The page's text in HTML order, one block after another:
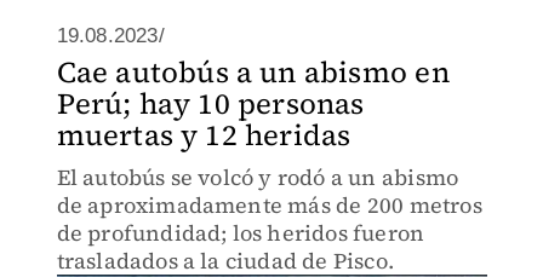
19.08.2023/
Cae autobús a un abismo en
Perú; hay 10 personas
muertas y 12 heridas
El autobús se volcó y rodó a un abismo
de aproximadamente más de 200 metros
de profundidad; los heridos fueron
trasladados a la ciudad de Pisco.